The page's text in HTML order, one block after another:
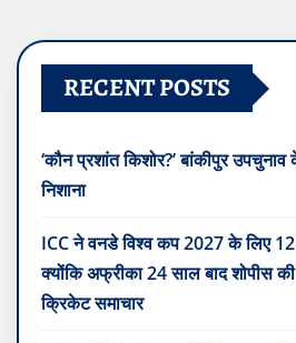
RECENT POSTS
‘कौन प्रशांत किशोर?’ बांकीपुर
निशाना
ICC ने वनडे विश्व कप 2027 के लिए 12
क्योंकि अफ्रीका 24 साल बाद शोपीस
क्रिकेट समाचार